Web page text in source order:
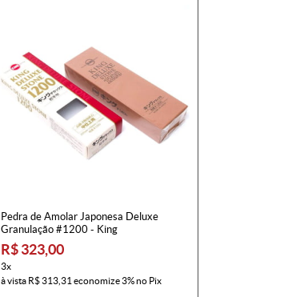
Pedra de Amolar Japonesa Deluxe
Granulação #1200 - King
R$ 323,00
3x
à vista R$ 313,31 economize3%no Pix